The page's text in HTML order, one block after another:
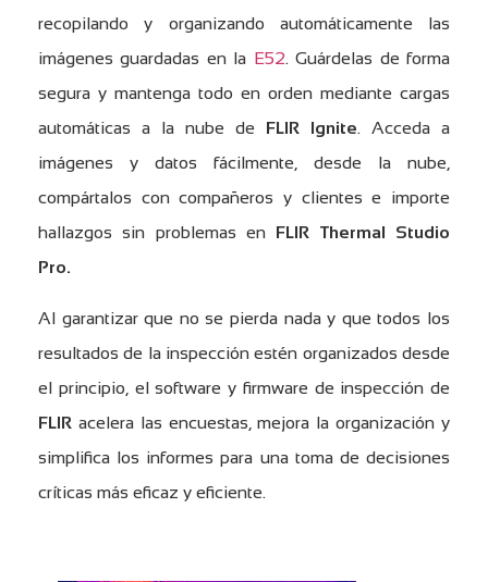
recopilando y organizando automáticamente las
imágenes guardadas en la E52. Guárdelas de forma
segura y mantenga todo en orden mediante cargas
automáticas a la nube de FLIR Ignite. Acceda a
imágenes y datos fácilmente, desde la nube,
compártalos con compañeros y clientes e importe
hallazgos sin problemas en FLIR Thermal Studio
Pro.
Al garantizar que no se pierda nada y que todos los
resultados de la inspección estén organizados desde
el principio, el software y firmware de inspección de
FLIR acelera las encuestas, mejora la organización y
simplifica los informes para una toma de decisiones
críticas más eficaz y eficiente.